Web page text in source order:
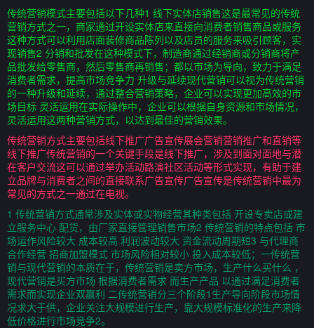
传统营销模式主要包括以下几种1 线下实体店销售这是最常见的传统
营销方式之一，商家通过开设实体店来直接向消费者销售商品或服务
这种方式可以利用店面装修商品陈列以及店员的服务来吸引顾客，实
现销售2 分销和批发在这种模式下，制造商通过经销商或分销商将产
品批发给零售商，然后零售商再销售；都以市场为导向，致力于满足
消费者需求，提高市场竞争力 升级与延续现代营销可以视为传统营销
的一种升级和延续，通过整合营销策略，企业可以实现更加高效的市
场目标 灵活运用在实际操作中，企业可以根据自身资源和市场情况，
灵活运用这两种营销方式，以达到最佳的营销效果。
传统营销方式主要包括线下推广广告宣传展会营销营销推广和直销等
线下推广传统营销的一个关键手段是线下推广，涉及到面对面地与潜
在客户交流这可以通过举办活动路演社区活动等形式实现，有助于建
立品牌与消费者之间的直接联系广告宣传广告宣传是传统营销中最为
常见的方式之一通过在电视。
1 传统营销方式通常涉及实体或实物经营其种类包括 开设专卖店或建
立服务中心 配货，由厂家直接管理销售市场2 传统营销的特点包括 市
场运作风险较大 成本较高 利润波动较大 资金流动周期短3 与代理商
合作经营 招商加盟模式 市场风险相对较小 投入成本较低；一传统营
销与现代营销的本质在于，传统营销是卖方市场，生产什么买什么 ，
现代营销是买方市场 根据消费者需求 而生产产品 以通过满足消费者
需求而实现企业双赢利 二传统营销分三个阶段1生产导向阶段市场情
况求大于供，企业关注大规模进行生产，靠大规模标准化的生产来降
低价格进行市场竞争2。